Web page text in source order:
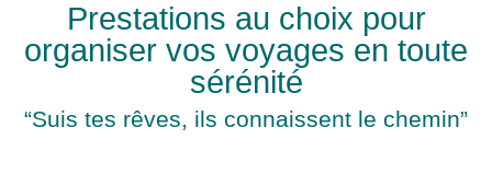
Prestations au choix pour
organiser vos voyages en toute
sérénité
“Suis tes rêves, ils connaissent le chemin”